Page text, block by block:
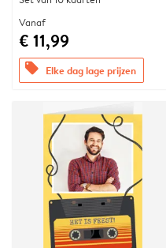
Vanaf
€ 11,99
offers Elke dag lage prijzen